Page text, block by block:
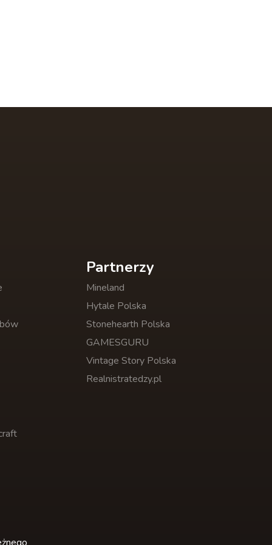
Partnerzy
Mineland
Hytale Polska
Stonehearth Polska
GAMESGURU
Vintage Story Polska
Realnistratedzy.pl